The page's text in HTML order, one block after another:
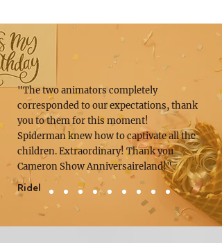
"The two animators completely
corresponded to our expectations, thank
you to them for this moment!
Spiderman knew how to captivate all the
children. Extraordinary! Thank you
Cameron Show Anniversaireland!"
Ridel